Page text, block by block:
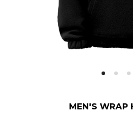
MEN'S WRAP